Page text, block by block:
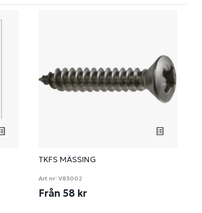
TKFS MÄSSING
Art nr: V83002
Från 58 kr